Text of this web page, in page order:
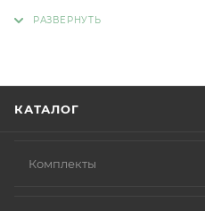
КАТАЛОГ
Комплекты